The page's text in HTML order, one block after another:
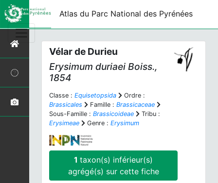
Atlas du Parc National des Pyrénées
Vélar de Durieu
Erysimum duriaei Boiss.,
1854
Classe : Equisetopsida
Ordre :
Brassicales
Famille : Brassicaceae
Sous-Famille : Brassicoideae
Tribu :
Erysimeae
Genre : Erysimum
1taxon(s) inférieur(s)
agrégé(s) sur cette fiche